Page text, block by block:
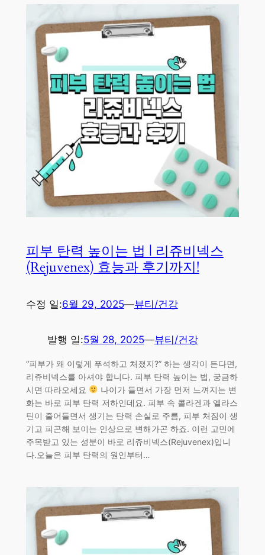
피부 탄력 높이는 법 | 리쥬비넥스
(Rejuvenex) 효능과 후기까지!
수정 일:6월 29, 2025—뷰티/건강
발행 일:5월 28, 2025—뷰티/건강
“피부가 왜 이렇게 푸석하고 처졌지?” 하는 생각이 든다면,
리쥬비넥스를 아셔야 합니다. 피부 탄력 높이는 법, 궁금하
시면 따라오세요
나이가 들면서 가장 먼저 느껴지는 변
화는 바로 피부 탄력 저하인데요. 피부 속 콜라겐과 엘라스
틴이 줄어들면서 생기는 탄력 손실로 주름, 피부 처짐이 생
기고 피곤해 보이는 인상으로 변해가곤 하죠. 이런 고민에
주목받고 있는 성분이 바로 리쥬비넥스(Rejuvenex)입니
다.오늘은 피부 탄력의 원인부터…